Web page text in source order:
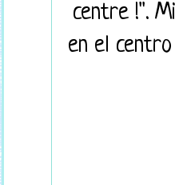
centre !".
en el centro